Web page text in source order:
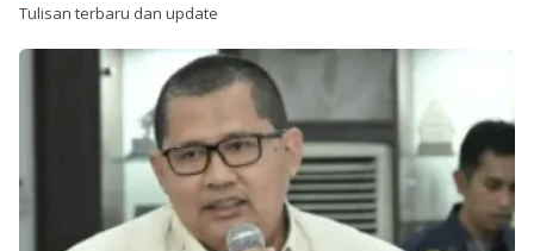
Tulisan terbaru dan update